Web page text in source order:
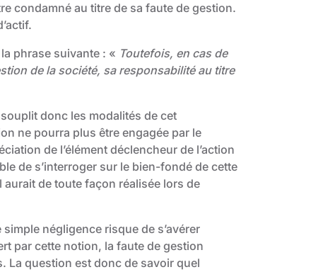
condamné au titre de sa faute de gestion.
phrase suivante : « Toutefois, en cas de
de la société, sa responsabilité au titre
donc les modalités de cet
ne pourra plus être engagée par le
de l’élément déclencheur de l’action
de s’interroger sur le bien-fondé de cette
aurait de toute façon réalisée lors de
négligence risque de s’avérer
par cette notion, la faute de gestion
La question est donc de savoir quel